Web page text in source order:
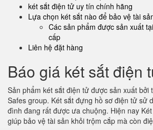
két sắt điện tử uy tín chính hãng
Lựa chọn két sắt nào để bảo vệ tài
Các sản phẩm được sản xuất
cấp
Liên hệ đặt hàng
Báo giá két sắt điện
Sản phẩm két sắt điện tử được sản xuất bởi
Safes group. Két sắt đựng hồ sơ điện tử sử
đình đang rất được ưa chuộng. Hiện nay
giúp bảo vệ tài sản khỏi trộm cắp mà còn